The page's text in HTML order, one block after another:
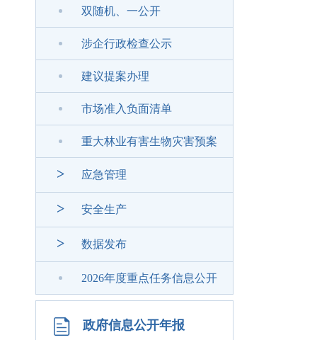
双随机、一公开
涉企行政检查公示
建议提案办理
市场准入负面清单
重大林业有害生物灾害预案
> 应急管理
> 安全生产
> 数据发布
2026年度重点任务信息公开
政府信息公开年报